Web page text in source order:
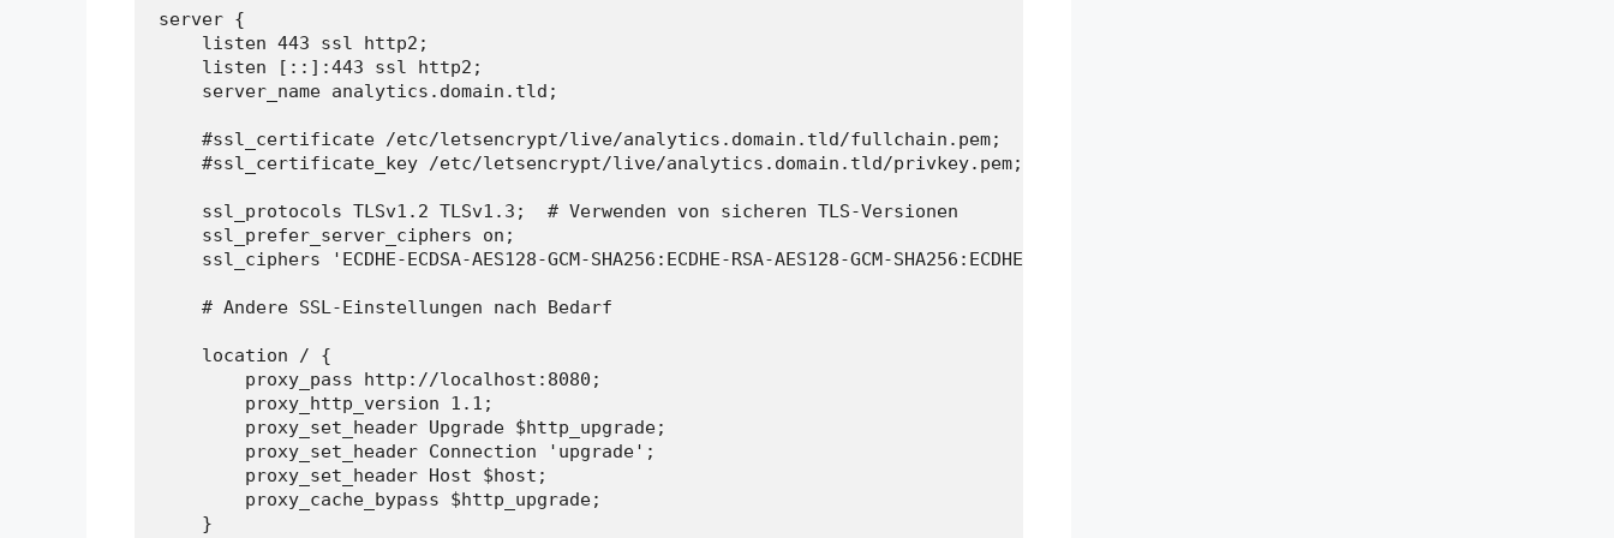
server {
    listen 443 ssl http2;
    listen [::]:443 ssl http2;
    server_name analytics.domain.tld;
    #ssl_certificate /etc/letsencrypt/live/analytics.domain.tld/fullchain.pem;  # Pfad zum SSL-Zertifikat
    #ssl_certificate_key /etc/letsencrypt/live/analytics.domain.tld/privkey.pem;  # Pfad zum privaten Schlüssel
    ssl_protocols TLSv1.2 TLSv1.3;  # Verwenden von sicheren TLS-Versionen
    ssl_prefer_server_ciphers on;
ssl_ciphers 'ECDHE-ECDSA-AES128-GCM-SHA256:ECDHE-RSA-AES128-GCM-SHA256:ECDHE-ECDSA-AES256-GCM-SHA384:ECDHE-RSA-AES256-GCM-
    # Andere SSL-Einstellungen nach Bedarf
    location / {
        proxy_pass http://localhost:8080;
        proxy_http_version 1.1;
        proxy_set_header Upgrade $http_upgrade;
        proxy_set_header Connection 'upgrade';
        proxy_set_header Host $host;
        proxy_cache_bypass $http_upgrade;
    }